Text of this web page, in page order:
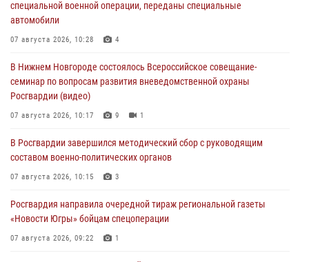
специальной военной операции, переданы специальные
автомобили
07 августа 2026, 10:28 4
В Нижнем Новгороде состоялось Всероссийское совещание-
семинар по вопросам развития вневедомственной охраны
Росгвардии (видео)
07 августа 2026, 10:17 9 1
В Росгвардии завершился методический сбор с руководящим
составом военно-политических органов
07 августа 2026, 10:15 3
Росгвардия направила очередной тираж региональной газеты
«Новости Югры» бойцам спецоперации
07 августа 2026, 09:22 1